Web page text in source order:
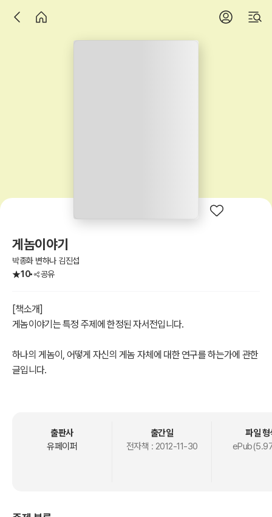
게놈이야기
박종화 변하나 김진섭
10
공유
[책소개]
게놈이야기는 특정 주제에 한정된 자서전입니다.
하나의 게놈이, 어떻게 자신의 게놈 자체에 대한 연구를 하는가에 관한
글입니다.
철학 입문이기도 합니다.
출판사
유페이퍼
출간일
전자책 : 2012-11-30
파일 형